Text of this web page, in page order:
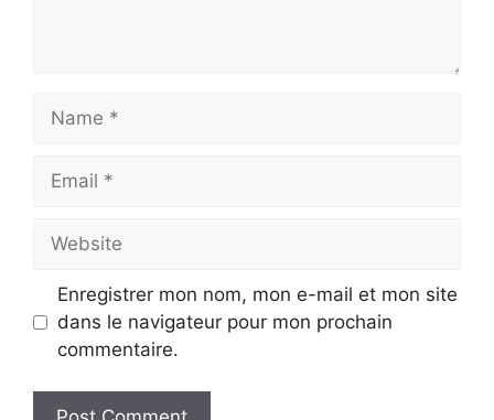
Enregistrer mon nom, mon e-mail et mon site
dans le navigateur pour mon prochain
commentaire.